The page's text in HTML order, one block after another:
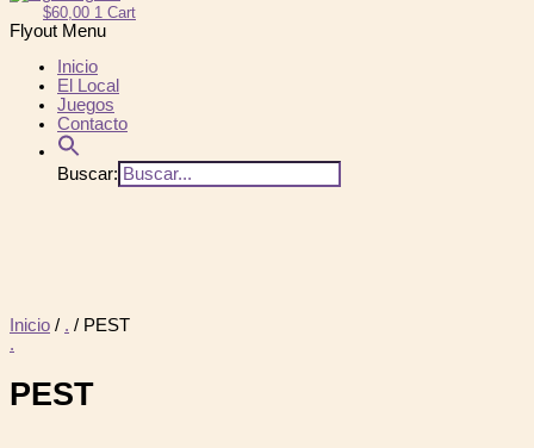
$60,00 1 Cart
Flyout Menu
Inicio
El Local
Juegos
Contacto
Buscar:
Inicio / . / PEST
.
PEST